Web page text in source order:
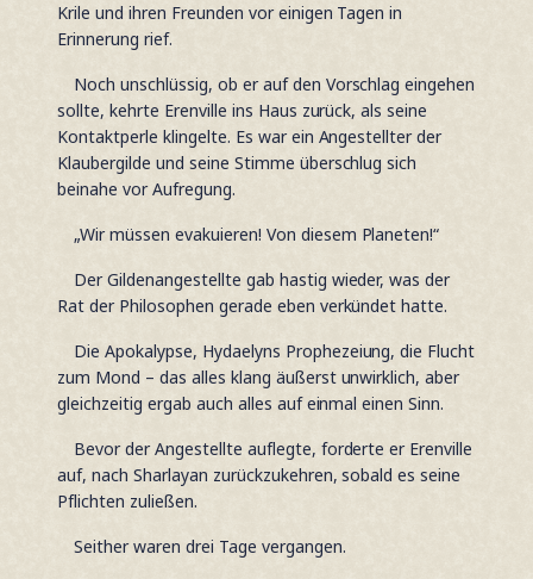
Krile und ihren Freunden vor einigen Tagen in
Erinnerung rief.
Noch unschlüssig, ob er auf den Vorschlag eingehen
sollte, kehrte Erenville ins Haus zurück, als seine
Kontaktperle klingelte. Es war ein Angestellter der
Klaubergilde und seine Stimme überschlug sich
beinahe vor Aufregung.
„Wir müssen evakuieren! Von diesem Planeten!“
Der Gildenangestellte gab hastig wieder, was der
Rat der Philosophen gerade eben verkündet hatte.
Die Apokalypse, Hydaelyns Prophezeiung, die Flucht
zum Mond – das alles klang äußerst unwirklich, aber
gleichzeitig ergab auch alles auf einmal einen Sinn.
Bevor der Angestellte auflegte, forderte er Erenville
auf, nach Sharlayan zurückzukehren, sobald es seine
Pflichten zuließen.
Seither waren drei Tage vergangen.